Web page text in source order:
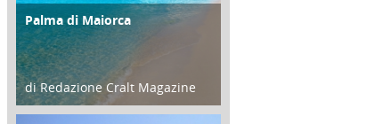
ATTIVITÀ
Palma di Maiorca
di Redazione Cralt Magazine
25 Giugno 2016